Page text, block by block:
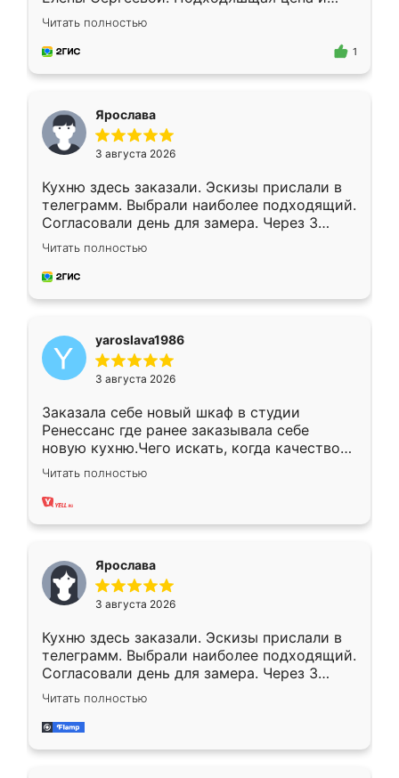
короткие сроки изготовления. Приехавший
для замера сотрудник Владислав
предложил по моему эскизу самый
Читать полностью
1
Ярослава
3 августа 2026
Кухню здесь заказали. Эскизы прислали в
телеграмм. Выбрали наиболее подходящий.
Согласовали день для замера. Через 3
недели кухня была уже готова. Остались
довольны работой. Спасибо Ренессанс
мебель за качественную работу!
Читать полностью
yaroslava1986
3 августа 2026
Заказала себе новый шкаф в студии
Ренессанс где ранее заказывала себе
новую кухню.Чего искать, когда качеством
вполне довольна. Служит кухня уже почти
два года, нареканий нет.
Читать полностью
Ярослава
3 августа 2026
Кухню здесь заказали. Эскизы прислали в
телеграмм. Выбрали наиболее подходящий.
Согласовали день для замера. Через 3
недели кухня была уже готова. Остались
довольны работой. Спасибо Ренессанс
мебель за качественную работу!
Читать полностью